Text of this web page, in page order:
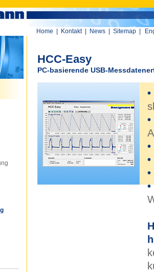
Home Kontakt News Sitemap
HCC-Easy
PC-basierende USB-
•
•
•
•
•